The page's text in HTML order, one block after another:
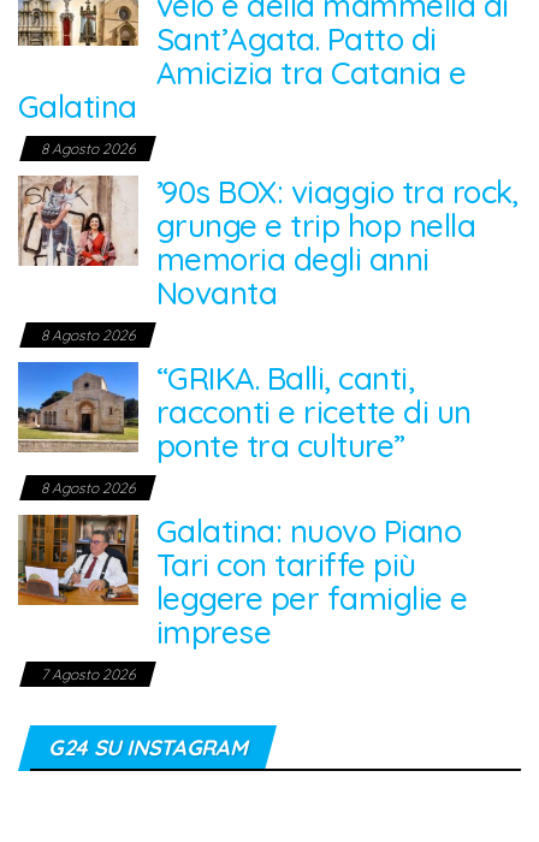
Sant’Agata. Patto di
Amicizia tra Catania e
Galatina
8 Agosto 2026
’90s BOX: viaggio tra rock,
grunge e trip hop nella
memoria degli anni
Novanta
8 Agosto 2026
“GRIKA. Balli, canti,
racconti e ricette di un
ponte tra culture”
8 Agosto 2026
Galatina: nuovo Piano
Tari con tariffe più
leggere per famiglie e
imprese
7 Agosto 2026
G24 SU INSTAGRAM